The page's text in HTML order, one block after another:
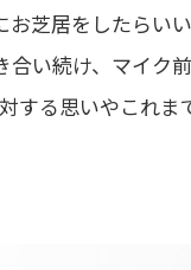
芝居をしたらい
い続け、マイク
する思いやこれ